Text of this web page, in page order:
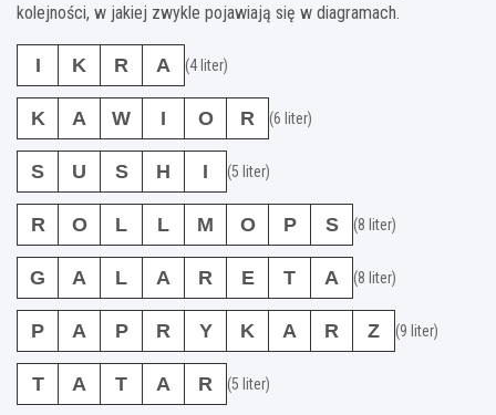
kolejności, w jakiej zwykle pojawiają się w diagramach.
I K R A (4 liter)
K A W I O R (6 liter)
S U S H I (5 liter)
R O L L M O P S (8 liter)
G A L A R E T A (8 liter)
P A P R Y K A R Z (9 liter)
T A T A R (5 liter)